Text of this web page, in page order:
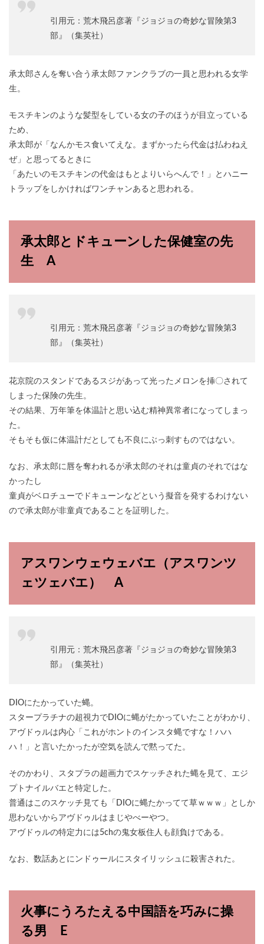
引用元：荒木飛呂彦著『ジョジョの奇妙な冒険第3
部』（集英社）
承太郎さんを奪い合う承太郎ファンクラブの一員と思われる女学
生。
モスチキンのような髪型をしている女の子のほうが目立っている
ため、
承太郎が「なんかモス食いてえな。まずかったら代金は払わねえ
ぜ」と思ってるときに
「あたいのモスチキンの代金はもとよりいらへんで！」とハニー
トラップをしかければワンチャンあると思われる。
承太郎とドキューンした保健室の先
生 A
引用元：荒木飛呂彦著『ジョジョの奇妙な冒険第3
部』（集英社）
花京院のスタンドであるスジがあって光ったメロンを挿〇されて
しまった保険の先生。
その結果、万年筆を体温計と思い込む精神異常者になってしまっ
た。
そもそも仮に体温計だとしても不良にぶっ刺すものではない。
なお、承太郎に唇を奪われるが承太郎のそれは童貞のそれではな
かったし
童貞がベロチューでドキューンなどという擬音を発するわけない
ので承太郎が非童貞であることを証明した。
アスワンウェウェバエ（アスワンツ
ェツェバエ） A
引用元：荒木飛呂彦著『ジョジョの奇妙な冒険第3
部』（集英社）
DIOにたかっていた蝿。
スタープラチナの超視力でDIOに蝿がたかっていたことがわかり、
アヴドゥルは内心「これがホントのインスタ蝿ですな！ハハ
ハ！」と言いたかったが空気を読んで黙ってた。
そのかわり、スタプラの超画力でスケッチされた蝿を見て、エジ
プトナイルバエと特定した。
普通はこのスケッチ見ても「DIOに蝿たかってて草ｗｗｗ」としか
思わないからアヴドゥルはまじやべーやつ。
アヴドゥルの特定力には5chの鬼女板住人も顔負けである。
なお、数話あとにンドゥールにスタイリッシュに殺害された。
火事にうろたえる中国語を巧みに操
る男 E